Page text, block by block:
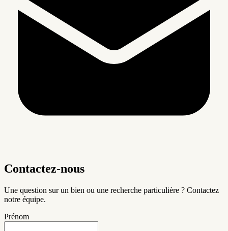
Contactez-nous
Une question sur un bien ou une recherche particulière ? Contactez
notre équipe.
Prénom